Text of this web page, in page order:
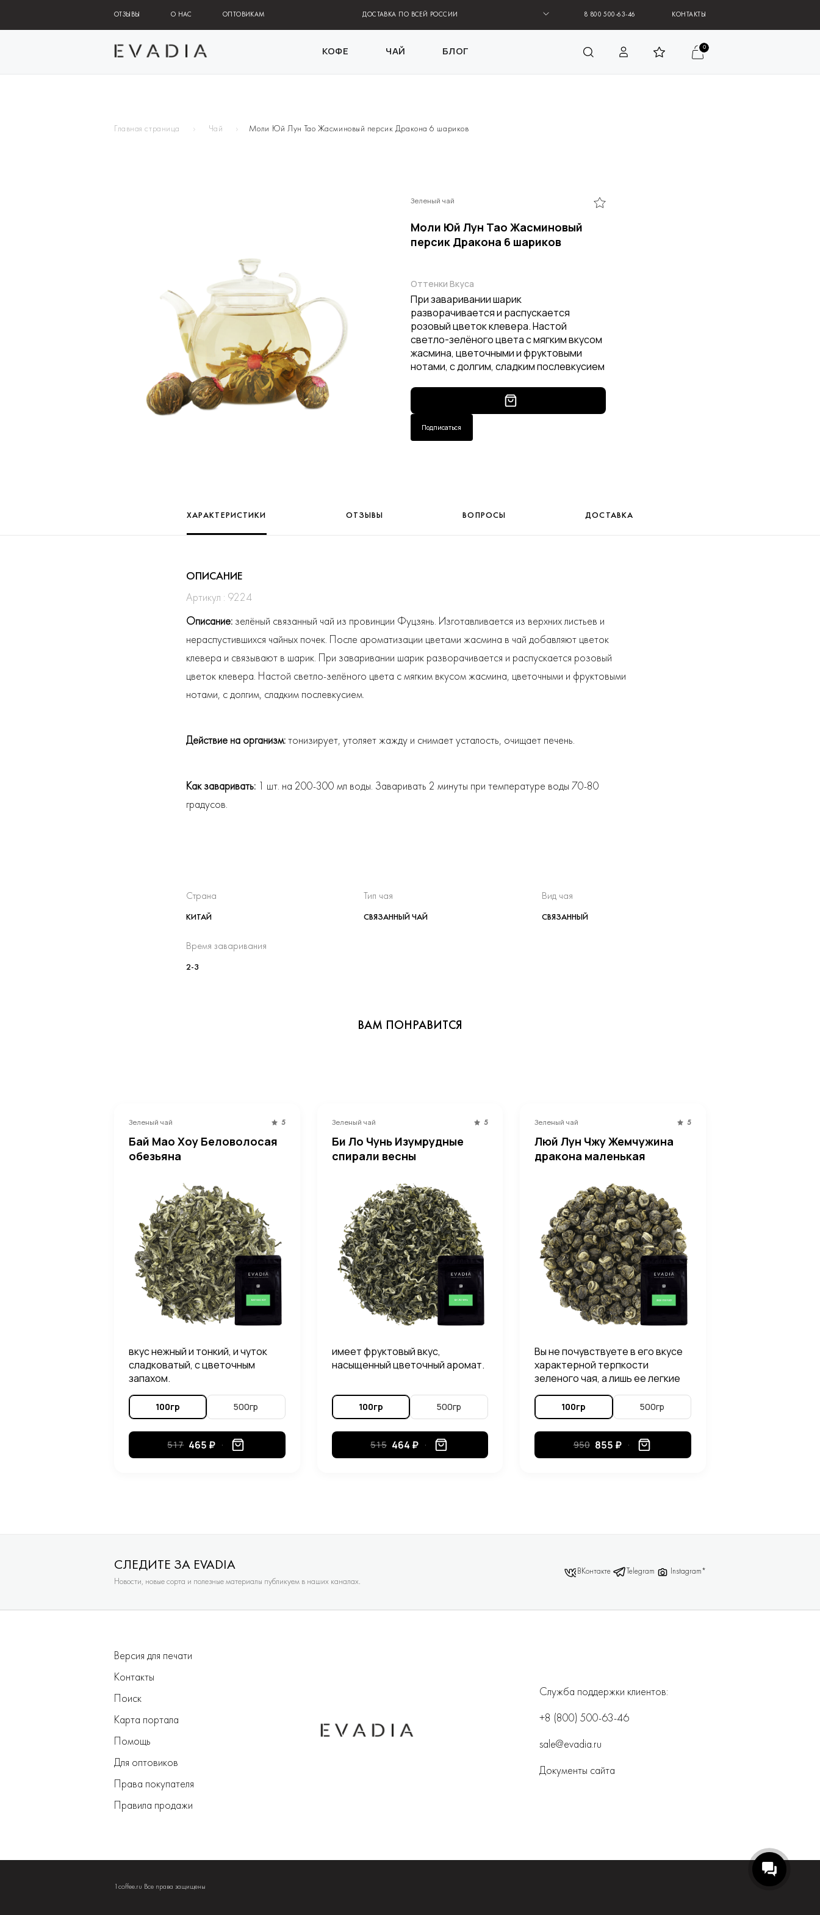
ОТЗЫВЫ О НАС ОПТОВИКАМ ДОСТАВКА ПО ВСЕЙ РОССИИ 8 800 500-63-46 КОНТАКТЫ
КОФЕ ЧАЙ БЛОГ 0
Главная страница Чай Моли Юй Лун Тао Жасминовый персик Дракона 6 шариков
Зеленый чай
Моли Юй Лун Тао Жасминовый
персик Дракона 6 шариков
Оттенки Вкуса
При заваривании шарик
разворачивается и распускается
розовый цветок клевера. Настой
светло-зелёного цвета с мягким вкусом
жасмина, цветочными и фруктовыми
нотами, с долгим, сладким послевкусием
Подписаться
ХАРАКТЕРИСТИКИ ОТЗЫВЫ ВОПРОСЫ ДОСТАВКА
ОПИСАНИЕ
Артикул : 9224
Описание: зелёный связанный чай из провинции Фуцзянь. Изготавливается из верхних листьев и
нераспустившихся чайных почек. После ароматизации цветами жасмина в чай добавляют цветок
клевера и связывают в шарик. При заваривании шарик разворачивается и распускается розовый
цветок клевера. Настой светло-зелёного цвета с мягким вкусом жасмина, цветочными и фруктовыми
нотами, с долгим, сладким послевкусием.
Действие на организм: тонизирует, утоляет жажду и снимает усталость, очищает печень.
Как заваривать:
1 шт. на 200-300 мл воды. Заваривать 2 минуты при температуре воды 70-80
градусов.
Страна
КИТАЙ
Тип чая
СВЯЗАННЫЙ ЧАЙ
Вид чая
СВЯЗАННЫЙ
Время заваривания
2-3
ВАМ ПОНРАВИТСЯ
Зеленый чай 5
Бай Мао Хоу Беловолосая
обезьяна
вкус нежный и тонкий, и чуток
сладковатый, с цветочным
запахом.
100гр 500гр
517 465 ₽
Зеленый чай 5
Би Ло Чунь Изумрудные
спирали весны
имеет фруктовый вкус,
насыщенный цветочный аромат.
100гр 500гр
515 464 ₽
Зеленый чай 5
Люй Лун Чжу Жемчужина
дракона маленькая
Вы не почувствуете в его вкусе
характерной терпкости
зеленого чая, а лишь ее легкие
отголоски. При повторном
заваривании Люй Лун Чжу, можно
ощутить в его вкусе приятные
нотки злаковых растений.
100гр 500гр
950 855 ₽
СЛЕДИТЕ ЗА EVADIA
Новости, новые сорта и полезные материалы публикуем в наших каналах.
ВКонтакте Telegram Instagram*
Версия для печати
Контакты
Поиск
Карта портала
Помощь
Для оптовиков
Права покупателя
Правила продажи
Служба поддержки клиентов:
+8 (800) 500-63-46
sale@evadia.ru
Документы сайта
1coffee.ru Все права защищены